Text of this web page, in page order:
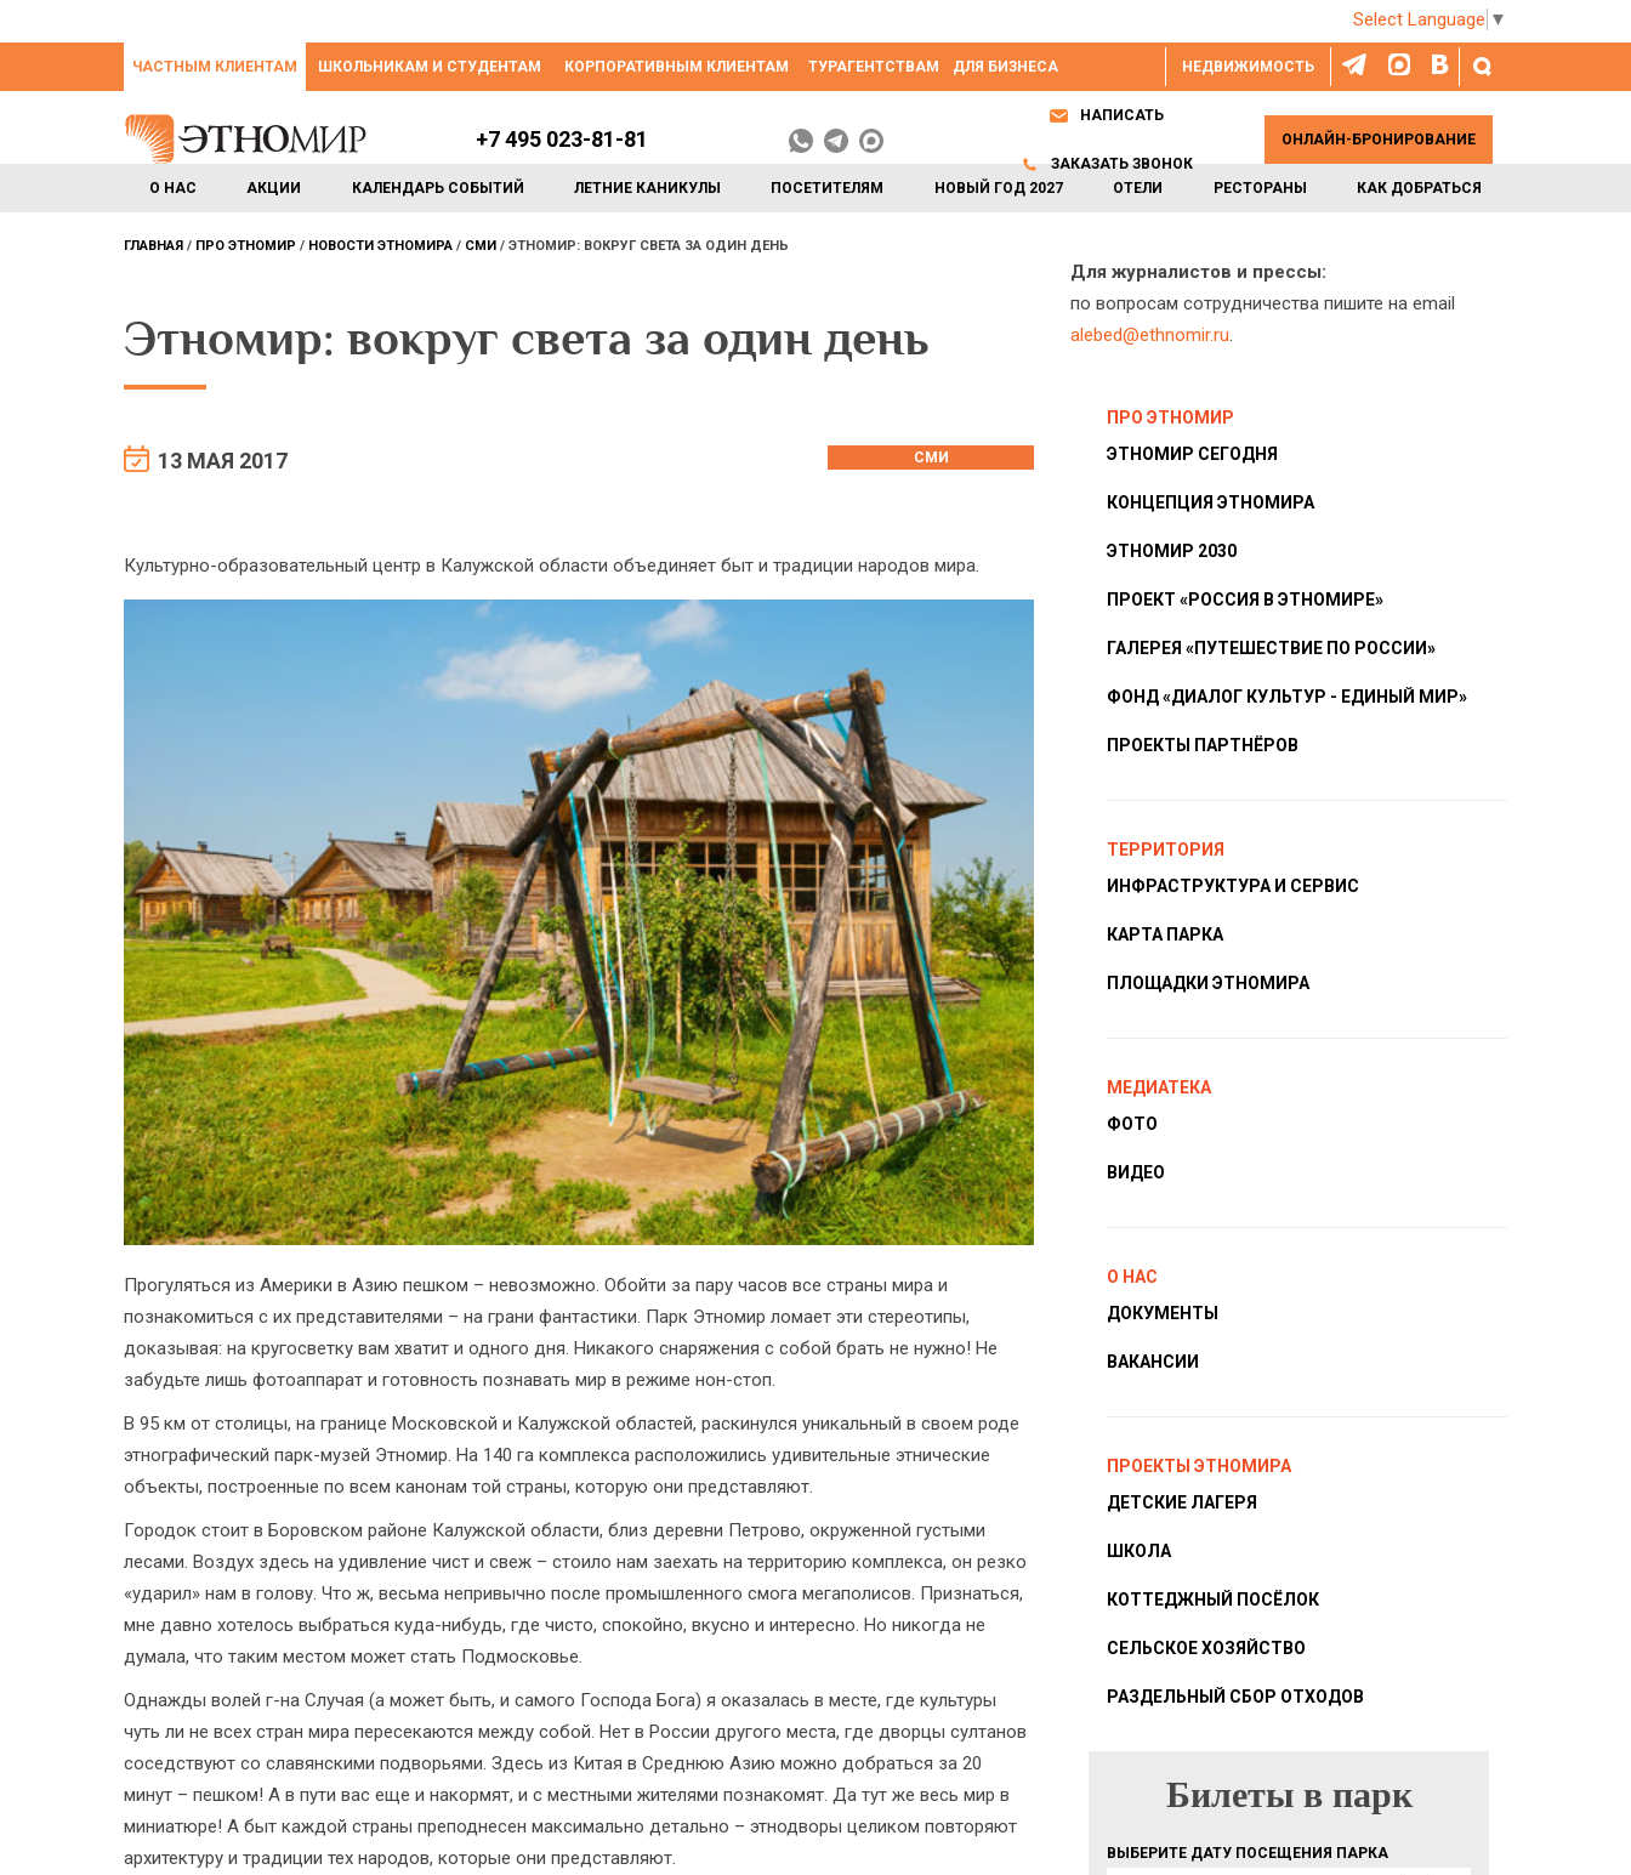
Select Language ▼
НЕДВИЖИМОСТЬ
ЧАСТНЫМ КЛИЕНТАМ ШКОЛЬНИКАМ И СТУДЕНТАМ КОРПОРАТИВНЫМ КЛИЕНТАМ ТУРАГЕНТСТВАМ ДЛЯ БИЗНЕСА
О НАС АКЦИИ КАЛЕНДАРЬ СОБЫТИЙ ЛЕТНИЕ КАНИКУЛЫ ПОСЕТИТЕЛЯМ НОВЫЙ ГОД 2027 ОТЕЛИ РЕСТОРАНЫ КАК ДОБРАТЬСЯ
+7 495 023-81-81
НАПИСАТЬ
ЗАКАЗАТЬ ЗВОНОК
ОНЛАЙН-БРОНИРОВАНИЕ
ГЛАВНАЯ ПРО ЭТНОМИР НОВОСТИ ЭТНОМИРА СМИ ЭТНОМИР: ВОКРУГ СВЕТА ЗА ОДИН ДЕНЬ
Этномир: вокруг света за один день
13 МАЯ 2017 СМИ
Культурно-образовательный центр в Калужской области объединяет быт и традиции народов мира.
Прогуляться из Америки в Азию пешком – невозможно. Обойти за пару часов все страны мира и
познакомиться с их представителями – на грани фантастики. Парк Этномир ломает эти стереотипы,
доказывая: на кругосветку вам хватит и одного дня. Никакого снаряжения с собой брать не нужно! Не
забудьте лишь фотоаппарат и готовность познавать мир в режиме нон-стоп.
В 95 км от столицы, на границе Московской и Калужской областей, раскинулся уникальный в своем роде
этнографический парк-музей Этномир. На 140 га комплекса расположились удивительные этнические
объекты, построенные по всем канонам той страны, которую они представляют.
Городок стоит в Боровском районе Калужской области, близ деревни Петрово, окруженной густыми
лесами. Воздух здесь на удивление чист и свеж – стоило нам заехать на территорию комплекса, он резко
«ударил» нам в голову. Что ж, весьма непривычно после промышленного смога мегаполисов. Признаться,
мне давно хотелось выбраться куда-нибудь, где чисто, спокойно, вкусно и интересно. Но никогда не
думала, что таким местом может стать Подмосковье.
Однажды волей г-на Случая (а может быть, и самого Господа Бога) я оказалась в месте, где культуры
чуть ли не всех стран мира пересекаются между собой. Нет в России другого места, где дворцы султанов
соседствуют со славянскими подворьями. Здесь из Китая в Среднюю Азию можно добраться за 20
минут – пешком! А в пути вас еще и накормят, и с местными жителями познакомят. Да тут же весь мир в
миниатюре! А быт каждой страны преподнесен максимально детально – этнодворы целиком повторяют
архитектуру и традиции тех народов, которые они представляют.
Для журналистов и прессы:
по вопросам сотрудничества пишите на email
alebed@ethnomir.ru.
ПРО ЭТНОМИР
ЭТНОМИР СЕГОДНЯ
КОНЦЕПЦИЯ ЭТНОМИРА
ЭТНОМИР 2030
ПРОЕКТ «РОССИЯ В ЭТНОМИРЕ»
ГАЛЕРЕЯ «ПУТЕШЕСТВИЕ ПО РОССИИ»
ФОНД «ДИАЛОГ КУЛЬТУР - ЕДИНЫЙ МИР»
ПРОЕКТЫ ПАРТНЁРОВ
ТЕРРИТОРИЯ
ИНФРАСТРУКТУРА И СЕРВИС
КАРТА ПАРКА
ПЛОЩАДКИ ЭТНОМИРА
МЕДИАТЕКА
ФОТО
ВИДЕО
О НАС
ДОКУМЕНТЫ
ВАКАНСИИ
ПРОЕКТЫ ЭТНОМИРА
ДЕТСКИЕ ЛАГЕРЯ
ШКОЛА
КОТТЕДЖНЫЙ ПОСЁЛОК
СЕЛЬСКОЕ ХОЗЯЙСТВО
РАЗДЕЛЬНЫЙ СБОР ОТХОДОВ
БИЛЕТЫ В ПАРК
Билеты в парк
ВЫБЕРИТЕ ДАТУ ПОСЕЩЕНИЯ ПАРКА